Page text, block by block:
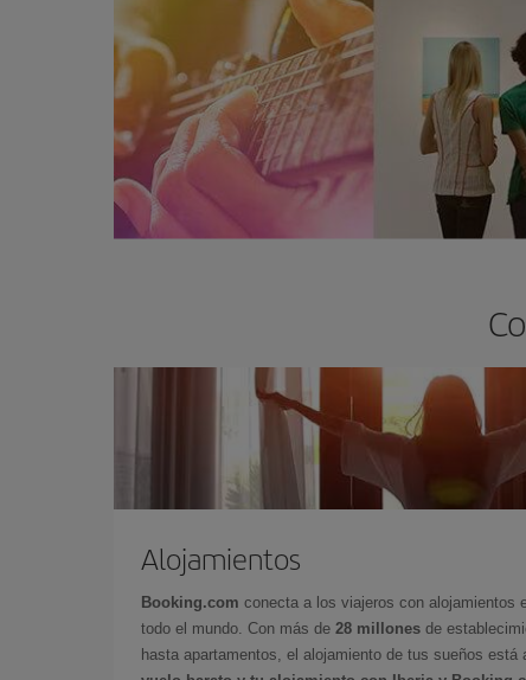
Alojamientos
Booking.com conecta a los viajeros con alojamientos
todo el mundo. Con más de 28 millones de
hasta apartamentos, el alojamiento de tus sueños está